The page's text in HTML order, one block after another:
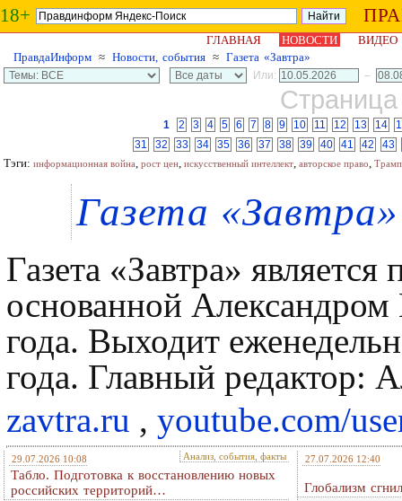
18+
ГЛАВНАЯ НОВОСТИ
ВИДЕО
ПравдаИнформ ≈ Новости, события ≈ Газета «Завтра»
Или: –
1 2 3 4 5 6 7 8 9 10 11 12 13 14
31
32 33 34 35 36 37 38 39 40 41 42 43
Тэги: информационная война, рост цен, искусственный интеллект, авторское право, Трамп
Газета «Завтра»
Газета «Завтра»
основанной
года. Выходит
года. Главный
zavtra.ru , youtube.com/
29.07.2026 10:08 Анализ, события, факты
Табло. Подготовка к восстановлению новых
российских территорий…
27.07.2026 12:40
Глобализм